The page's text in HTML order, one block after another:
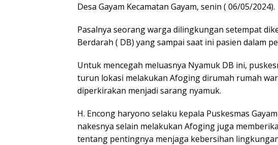
Desa Gayam Kecamatan Gayam, senin ( 06/05/2024).
Pasalnya seorang warga dilingkungan setempat
Berdarah ( DB) yang sampai saat ini pasien dalam
Untuk mencegah meluasnya Nyamuk DB ini,
turun lokasi melakukan Afoging dirumah rumah
diperkirakan menjadi sarang nyamuk.
H. Encong haryono selaku kepala Puskesmas
nakesnya selain melakukan Afoging juga
tentang pentingnya menjaga kebersihan